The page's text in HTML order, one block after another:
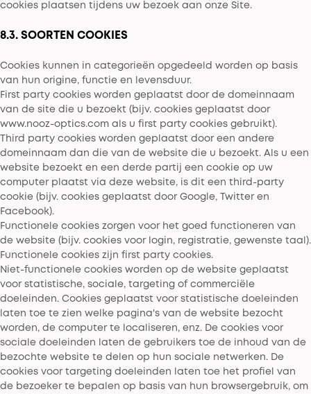
cookies plaatsen tijdens uw bezoek aan onze Site.
8.3. SOORTEN COOKIES
Cookies kunnen in categorieën opgedeeld worden op basis
van hun origine, functie en levensduur.
First party cookies worden geplaatst door de domeinnaam
van de site die u bezoekt (bijv. cookies geplaatst door
www.nooz-optics.com als u first party cookies gebruikt).
Third party cookies worden geplaatst door een andere
domeinnaam dan die van de website die u bezoekt. Als u een
website bezoekt en een derde partij een cookie op uw
computer plaatst via deze website, is dit een third-party
cookie (bijv. cookies geplaatst door Google, Twitter en
Facebook).
Functionele cookies zorgen voor het goed functioneren van
de website (bijv. cookies voor login, registratie, gewenste taal).
Functionele cookies zijn first party cookies.
Niet-functionele cookies worden op de website geplaatst
voor statistische, sociale, targeting of commerciële
doeleinden. Cookies geplaatst voor statistische doeleinden
laten toe te zien welke pagina's van de website bezocht
worden, de computer te localiseren, enz. De cookies voor
sociale doeleinden laten de gebruikers toe de inhoud van de
bezochte website te delen op hun sociale netwerken. De
cookies voor targeting doeleinden laten toe het profiel van
de bezoeker te bepalen op basis van hun browsergebruik, om